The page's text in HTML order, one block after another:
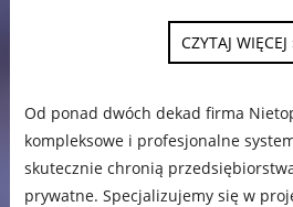
CZYTAJ WIĘCEJ
Od ponad dwóch dekad firma
kompleksowe i profesjonalne
skutecznie chronią
prywatne. Specjalizujemy się w